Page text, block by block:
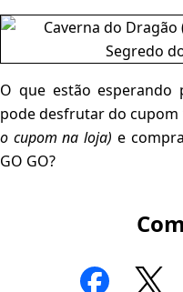
O que estão esperando
pode desfrutar do cupom
o cupom na loja) e
GO GO?